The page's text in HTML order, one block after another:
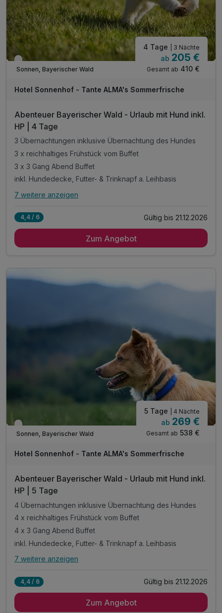
Verfügbar bis Dezember
Sonnen, Bayerischer Wald
4 Tage | 3 Nächte
ab 205 €
Gesamt ab 410 €
Hotel Sonnenhof - Tante ALMA's Sommerfrische
Abenteuer Bayerischer Wald - Urlaub mit Hund inkl.
HP | 4 Tage
3 Übernachtungen inklusive Übernachtung des Hundes
3 x reichhaltiges Frühstück vom Buffet
3 x 3 Gang Abend Buffet
inkl. Hundedecke, Futter- & Trinknapf a. Leihbasis
Alle Inklusivleistungen
3 x reichhaltiges Frühstück vom Buffet
inkl. Leckerlies zur Begrüßung für Ihren Hund
inkl. Gästekarte Wegscheider Land**
inkl. Nutzung des Pool- und Saunabereichs
* alkoholfreie Alternative möglich
7 weitere anzeigen
4,4 / 6 Gültig bis 21.12.2026
Zum Angebot
Verfügbar bis Dezember
Sonnen, Bayerischer Wald
5 Tage | 4 Nächte
ab 269 €
Gesamt ab 538 €
Hotel Sonnenhof - Tante ALMA's Sommerfrische
Abenteuer Bayerischer Wald - Urlaub mit Hund inkl.
HP | 5 Tage
4 Übernachtungen inklusive Übernachtung des Hundes
4 x reichhaltiges Frühstück vom Buffet
4 x 3 Gang Abend Buffet
inkl. Hundedecke, Futter- & Trinknapf a. Leihbasis
Alle Inklusivleistungen
4 x reichhaltiges Frühstück vom Buffet
7 weitere anzeigen
4,4 / 6 Gültig bis 21.12.2026
Zum Angebot